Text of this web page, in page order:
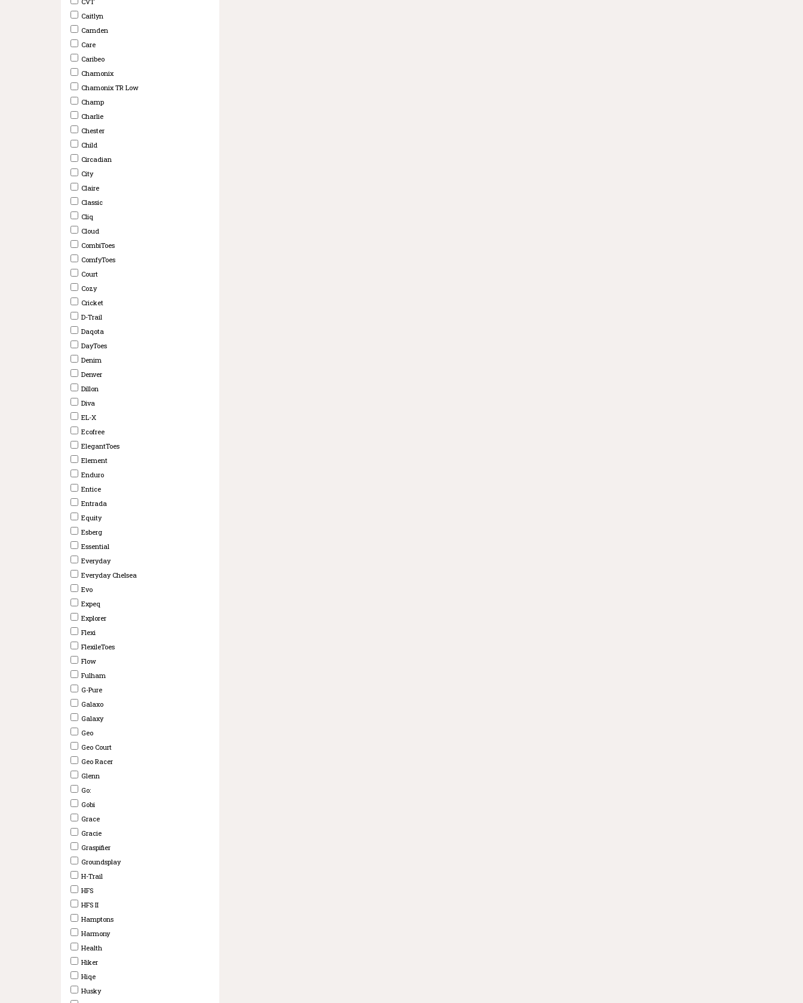
Caitlyn
Camden
Care
Caribeo
Chamonix
Chamonix TR Low
Champ
Charlie
Chester
Child
Circadian
City
Claire
Classic
Cliq
Cloud
CombiToes
ComfyToes
Court
Cozy
Cricket
D-Trail
Daqota
DayToes
Denim
Denver
Dillon
Diva
EL-X
Ecofree
ElegantToes
Element
Enduro
Entice
Entrada
Equity
Esberg
Essential
Everyday
Everyday Chelsea
Evo
Expeq
Explorer
Flexi
FlexileToes
Flow
Fulham
G-Pure
Galaxo
Galaxy
Geo
Geo Court
Geo Racer
Glenn
Go:
Gobi
Grace
Gracie
Graspifier
Groundsplay
H-Trail
HFS
HFS II
Hamptons
Harmony
Health
Hiker
Hiqe
Husky